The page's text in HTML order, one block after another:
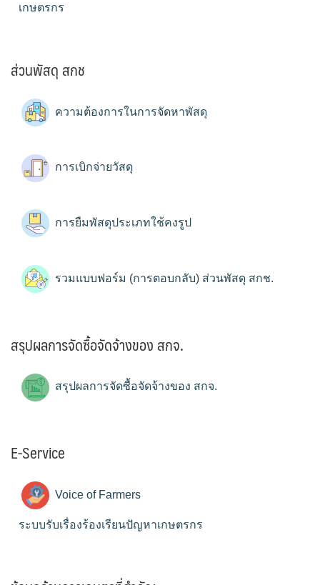
เกษตรกร
ส่วนพัสดุ สกช
ความต้องการในการจัดหาพัสดุ
การเบิกจ่ายวัสดุ
การยืมพัสดุประเภทใช้คงรูป
รวมแบบฟอร์ม (การตอบกลับ) ส่วนพัสดุ สกช.
สรุปผลการจัดซื้อจัดจ้างของ สกจ.
สรุปผลการจัดซื้อจัดจ้างของ สกจ.
E-Service
Voice of Farmers
ระบบรับเรื่องร้องเรียนปัญหาเกษตรกร